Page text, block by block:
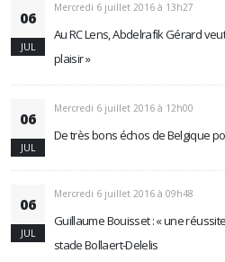
06
JUL
Mercredi 6 juillet 2016 à 13h27
Au RC Lens, Abdelrafik Gérard
plaisir »
06
JUL
Mercredi 6 juillet 2016 à 12h00
De très bons échos de Belgique
06
JUL
Mercredi 6 juillet 2016 à 09h48
Guillaume Bouisset : « une
stade Bollaert-Delelis